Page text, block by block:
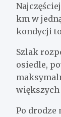
km w
kondycji to
Szlak
osiedle,
Po drodze